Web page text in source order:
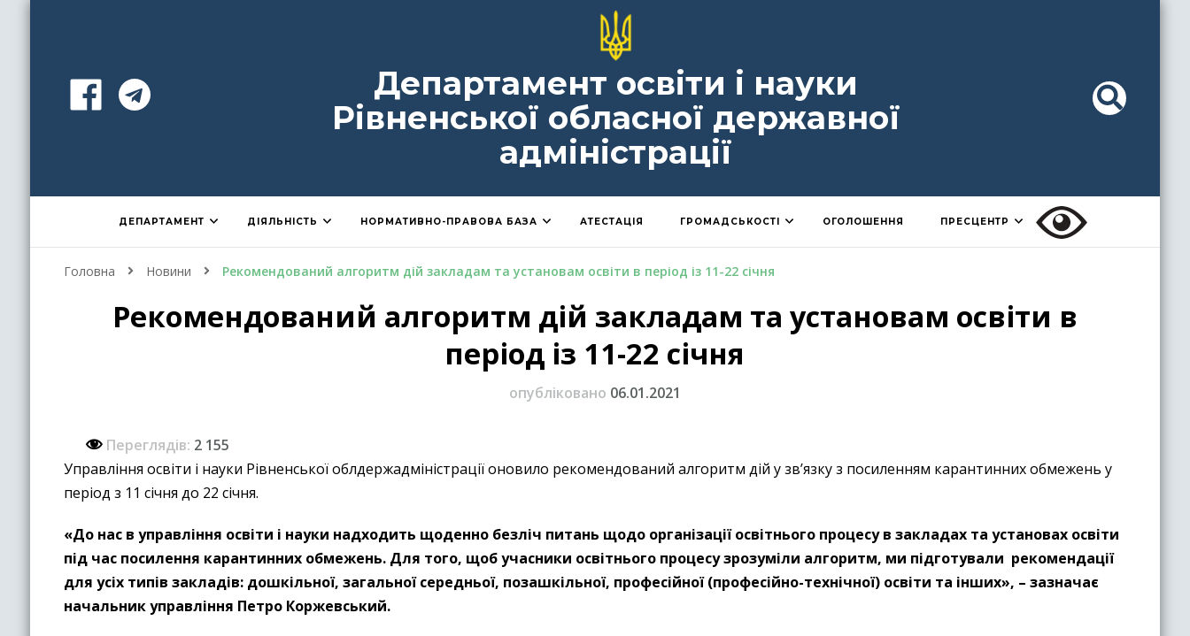
Департамент освіти і науки
Рівненської обласної державної
адміністрації
ДЕПАРТАМЕНТ ДІЯЛЬНІСТЬ НОРМАТИВНО-ПРАВОВА БАЗА АТЕСТАЦІЯ ГРОМАДСЬКОСТІ ОГОЛОШЕННЯ ПРЕСЦЕНТР
Головна Новини Рекомендований алгоритм дій закладам та установам освіти в період із 11-22 січня
Рекомендований алгоритм дій закладам та установам освіти в
період із 11-22 січня
опубліковано 06.01.2021
Переглядів: 2 155
Управління освіти і науки Рівненської облдержадміністрації оновило рекомендований алгоритм дій у зв’язку з посиленням карантинних обмежень у
період з 11 січня до 22 січня.
«До нас в управління освіти і науки надходить щоденно безліч питань щодо організації освітнього процесу в закладах та установах освіти
під час посилення карантинних обмежень. Для того, щоб учасники освітнього процесу зрозуміли алгоритм, ми підготували рекомендації
для усіх типів закладів: дошкільної, загальної середньої, позашкільної, професійної (професійно-технічної) освіти та інших», – зазначає
начальник управління Петро Коржевський.